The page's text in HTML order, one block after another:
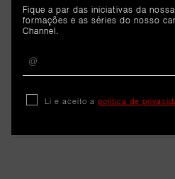
Cargo
of Marketing
Strategy da B-
Fique a par das iniciativas da
formações e as séries do nosso
Channel.
Li e aceito a política de